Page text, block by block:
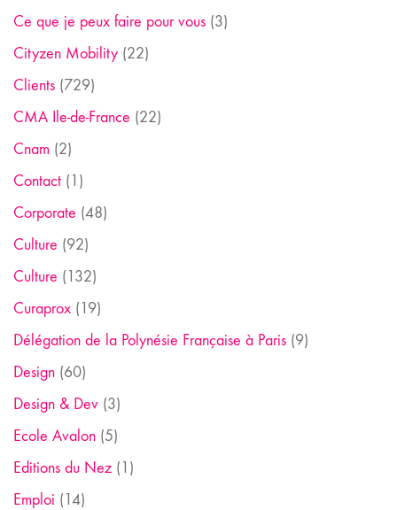
Ce que je peux faire pour vous (3)
Cityzen Mobility (22)
Clients (729)
CMA Ile-de-France (22)
Cnam (2)
Contact (1)
Corporate (48)
Culture (92)
Culture (132)
Curaprox (19)
Délégation de la Polynésie Française à Paris (9)
Design (60)
Design & Dev (3)
Ecole Avalon (5)
Editions du Nez (1)
Emploi (14)